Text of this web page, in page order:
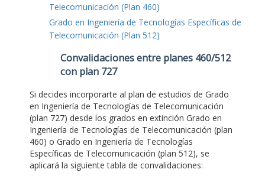
Telecomunicación (Plan 460)
Grado en Ingeniería de Tecnologías Específicas de
Telecomunicación (Plan 512)
Convalidaciones entre planes 460/512
con plan 727
Si decides incorporarte al plan de estudios de Grado
en Ingeniería de Tecnologías de Telecomunicación
(plan 727) desde los grados en extinción Grado en
Ingeniería de Tecnologías de Telecomunicación (plan
460) o Grado en Ingeniería de Tecnologías
Específicas de Telecomunicación (plan 512), se
aplicará la siguiente tabla de convalidaciones: